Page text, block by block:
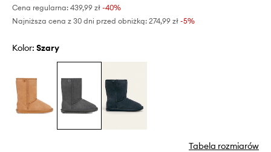
Cena regularna: 439,99 zł -40%
Najniższa cena z 30 dni przed obniżką: 274,99 zł -5%
Kolor: szary
Tabela rozmiarów